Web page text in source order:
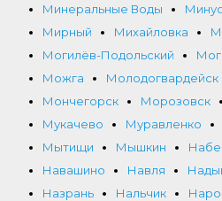
Минеральные Воды
Мирный
Михайловка
Могилёв-Подольский
Можга
Молодогвардейск
Мончегорск
Морозовск
Мукачево
Муравленко
Мытищи
Мышкин
Навашино
Навля
Назрань
Нальчик